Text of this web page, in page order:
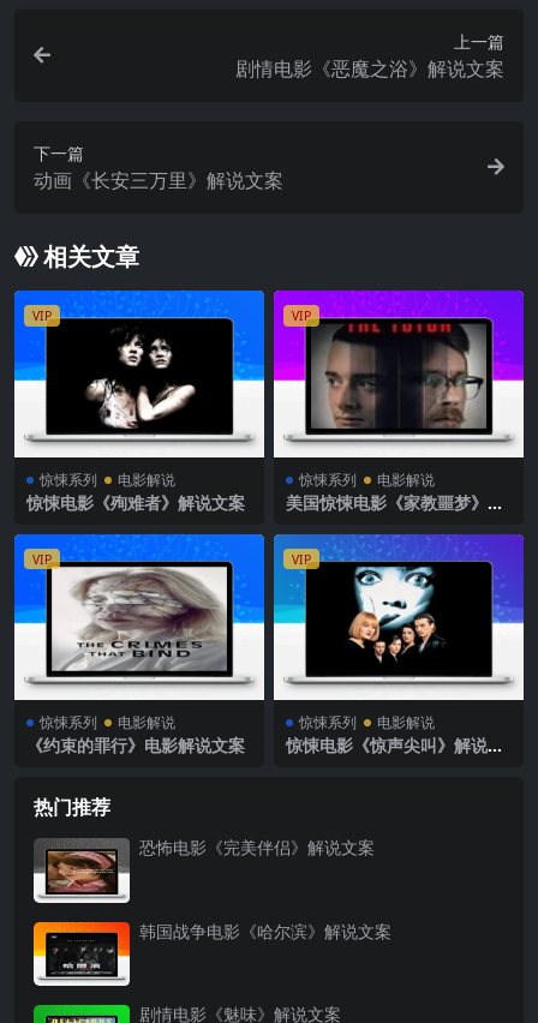
上一篇
剧情电影《恶魔之浴》解说文案
下一篇
动画《长安三万里》解说文案
相关文章
VIP
惊悚系列 电影解说
惊悚电影《殉难者》解说文案
VIP
惊悚系列 电影解说
美国惊悚电影《家教噩梦》解
VIP
惊悚系列 电影解说
《约束的罪行》电影解说文案
VIP
惊悚系列 电影解说
惊悚电影《惊声尖叫》解说文
热门推荐
恐怖电影《完美伴侣》解说文案
韩国战争电影《哈尔滨》解说文案
剧情电影《魅味》解说文案